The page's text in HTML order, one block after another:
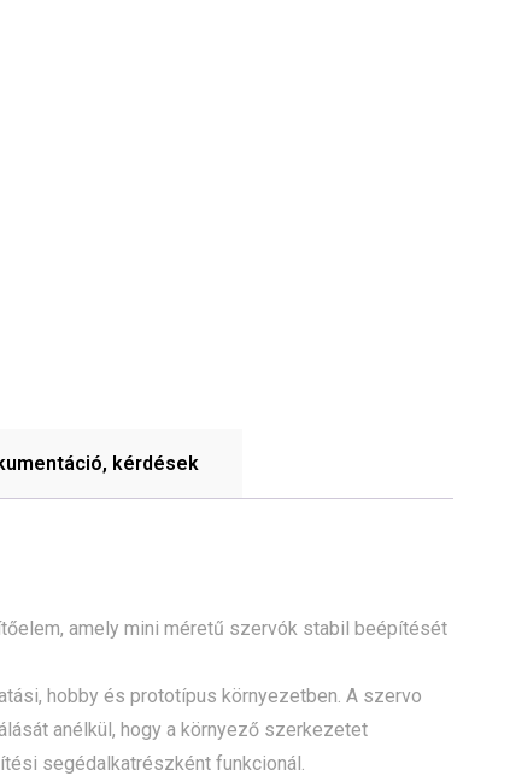
kérdések
amely mini méretű szervók stabil beépítését
hobby és prototípus környezetben. A szervo
anélkül, hogy a környező szerkezetet
segédalkatrészként funkcionál.